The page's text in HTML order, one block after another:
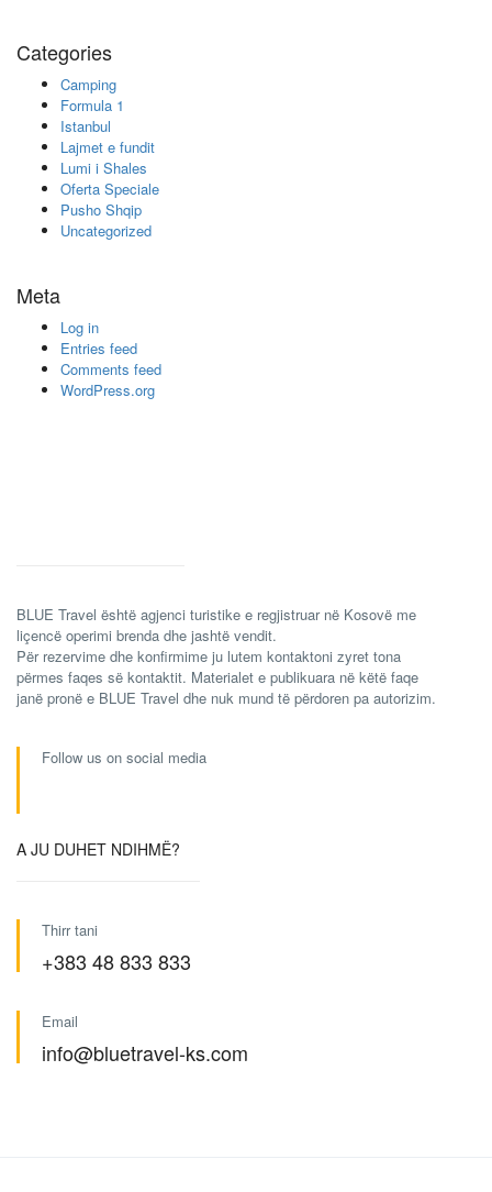
Categories
Camping
Formula 1
Istanbul
Lajmet e fundit
Lumi i Shales
Oferta Speciale
Pusho Shqip
Uncategorized
Meta
Log in
Entries feed
Comments feed
WordPress.org
BLUE Travel është agjenci turistike e regjistruar në Kosovë me
liçencë operimi brenda dhe jashtë vendit.
Për rezervime dhe konfirmime ju lutem kontaktoni zyret tona
përmes faqes së kontaktit. Materialet e publikuara në këtë faqe
janë pronë e BLUE Travel dhe nuk mund të përdoren pa autorizim.
Follow us on social media
A JU DUHET NDIHMË?
Thirr tani
+383 48 833 833
Email
info@bluetravel-ks.com